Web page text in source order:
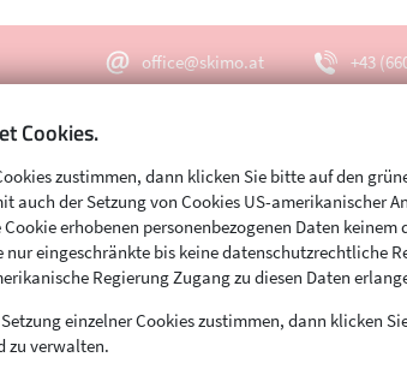
office@skimo.at +43
Menu
Cookies.
zustimmen, dann klicken Sie bitte auf den
auch der Setzung von Cookies US-amerikanischer
erhobenen personenbezogenen Daten keinem
eingeschränkte bis keine datenschutzrechtliche
Regierung Zugang zu diesen Daten
einzelner Cookies zustimmen, dann klicken
zu verwalten.